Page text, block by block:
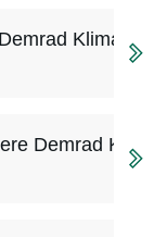
Klima
Demrad Klima